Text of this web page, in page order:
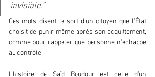
invisible.”
Ces mots disent le sort d’un citoyen que l’État
choisit de punir même après son acquittement,
comme pour rappeler que personne n’échappe
au contrôle.
L’histoire de Saïd Boudour est celle d’un